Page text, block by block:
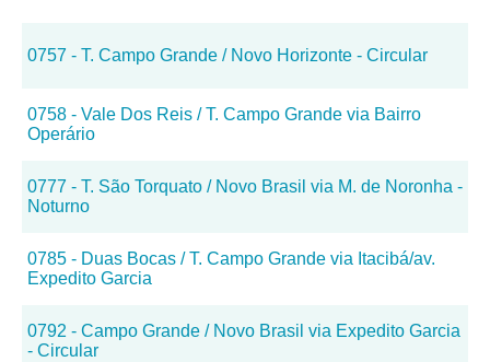
0757 - T. Campo Grande / Novo Horizonte - Circular
0758 - Vale Dos Reis / T. Campo Grande via Bairro
Operário
0777 - T. São Torquato / Novo Brasil via M. de Noronha -
Noturno
0785 - Duas Bocas / T. Campo Grande via Itacibá/av.
Expedito Garcia
0792 - Campo Grande / Novo Brasil via Expedito Garcia
- Circular